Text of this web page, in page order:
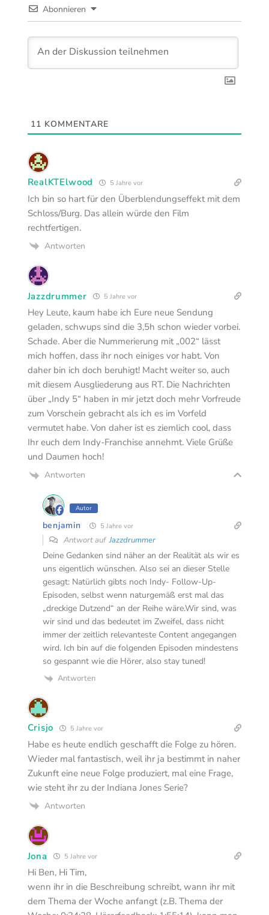
Abonnieren
11 KOMMENTARE
RealKTElwood 5 Jahre vor
Ich bin so hart für den Überblendungseffekt mit dem
Schloss/Burg. Das allein würde den Film
rechtfertigen.
Antworten
Jazzdrummer 5 Jahre vor
Hey Leute, kaum habe ich Eure neue Sendung
geladen, schwups sind die 3,5h schon wieder vorbei.
Schade. Aber die Nummerierung mit „002“ lässt
mich hoffen, dass ihr noch einiges vor habt. Von
daher bin ich doch beruhigt! Macht weiter so, auch
mit diesem Ausgliederung aus RT. Die Nachrichten
über „Indy 5“ haben in mir jetzt doch mehr Vorfreude
zum Vorschein gebracht als ich es im Vorfeld
vermutet habe. Von daher ist es ziemlich cool, dass
Ihr euch dem Indy-Franchise annehmt. Viele Grüße
und Daumen hoch!
Antworten
Autor
benjamin 5 Jahre vor
Antwort aufJazzdrummer
Deine Gedanken sind näher an der Realität als wir es
uns eigentlich wünschen. Also sei an dieser Stelle
gesagt: Natürlich gibts noch Indy- Follow-Up-
Episoden, selbst wenn naturgemäß erst mal das
„dreckige Dutzend“ an der Reihe wäre.Wir sind, was
wir sind und das bedeutet im Zweifel, dass nicht
immer der zeitlich relevanteste Content angegangen
wird. Ich bin auf die folgenden Episoden mindestens
so gespannt wie die Hörer, also stay tuned!
Antworten
Crisjo 5 Jahre vor
Habe es heute endlich geschafft die Folge zu hören.
Wieder mal fantastisch, weil ihr ja bestimmt in naher
Zukunft eine neue Folge produziert, mal eine Frage,
wie steht ihr zu der Indiana Jones Serie?
Antworten
Jona 5 Jahre vor
Hi Ben, Hi Tim,
wenn ihr in die Beschreibung schreibt, wann ihr mit
dem Thema der Woche anfangt (z.B. Thema der